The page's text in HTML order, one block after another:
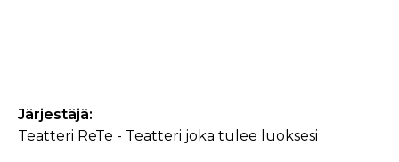
Järjestäjä
Teatteri ReTe - Teatteri joka tulee luoksesi